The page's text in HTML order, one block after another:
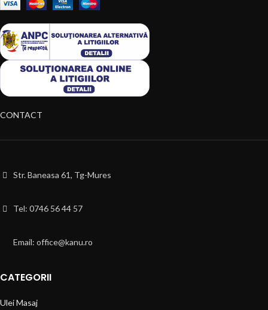
CONTACT
Str. Baneasa 61, Tg-Mures
Tel: 0746 56 44 57
Email: office@kanu.ro
CATEGORII
Ulei Masaj